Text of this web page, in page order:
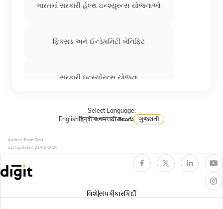
ભારતમાં સરકારી હેલ્થ ઇન્શ્યુરન્સ યોજનાઓ
ફિક્સડ અને ઈન્ડેમનિટી બેનિફિટ
સરકારી ઇન્સ્યોરન્સ યોજના
હેલ્થ ઈન્શ્યુરન્સમાં કૂલિંગ-ઓફ પીરિયડ
હેલ્થ ઈન્સ્યોરન્સમાં ડે કેર ટ્રીટમેન્ટ
Select Language:
Englishहिन्दीবাংলাमराठीతెలుగు ગુજરાતી
Author: Team Digit
Last updated: 22-05-2026
વિશેસંપર્કકારકિર્દી